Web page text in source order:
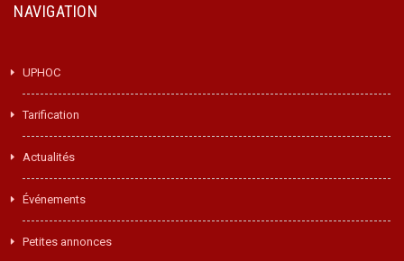
NAVIGATION
UPHOC
Tarification
Actualités
Événements
Petites annonces